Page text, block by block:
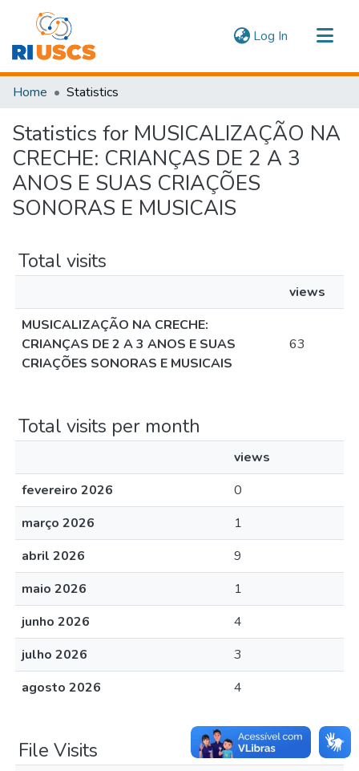
Log In (current)
Communities & Collections
Home Statistics
Statistics for MUSICALIZAÇÃO NA
CRECHE: CRIANÇAS DE 2 A 3
ANOS E SUAS CRIAÇÕES
SONORAS E MUSICAIS
Total visits
views
MUSICALIZAÇÃO NA CRECHE:
CRIANÇAS DE 2 A 3 ANOS E SUAS
CRIAÇÕES SONORAS E MUSICAIS
63
Total visits per month
views
fevereiro 2026
0
março 2026
1
abril 2026
9
maio 2026
1
junho 2026
4
julho 2026
3
agosto 2026
4
File Visits